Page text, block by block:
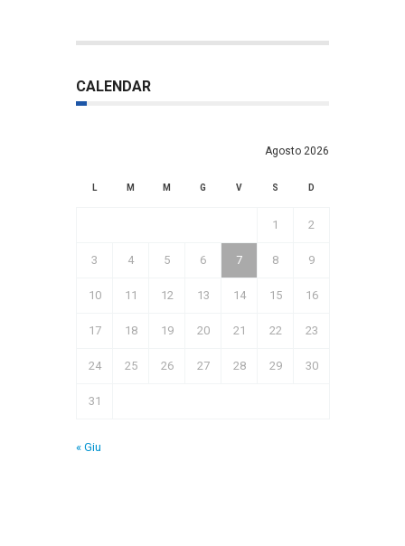
CALENDAR
Agosto 2026
L M M G V S D
1 2
3 4 5 6 7 8 9
10 11 12 13 14 15 16
17 18 19 20 21 22 23
24 25 26 27 28 29 30
31
« Giu